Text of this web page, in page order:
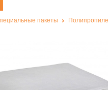
пакеты